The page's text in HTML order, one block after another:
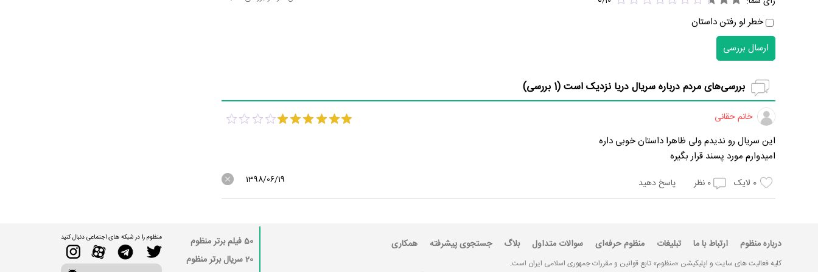
خطر لو رفتن داستان
ارسال بررسی
بررسی‌های مردم درباره سریال دریا نزدیک است (1 بررسی)
خانم حقانی
این سریال رو ندیدم ولی ظاهرا داستان خوبی داره
امیدوارم مورد پسند قرار بگیره
0 لایک 0 نظر پاسخ دهید 1398/06/19
درباره منظوم ارتباط با ما تبلیغات منظوم حرفه‌ای سوالات متداول بلاگ جستجوی پیشرفته همکاری
کلیه فعالیت های سایت و اپلیکیشن «منظوم» تابع قوانین و مقررات جمهوری اسلامی ایران است.
50 فیلم برتر منظوم
20 سریال برتر منظوم
منظوم را در شبکه های اجتماعی دنبال کنید